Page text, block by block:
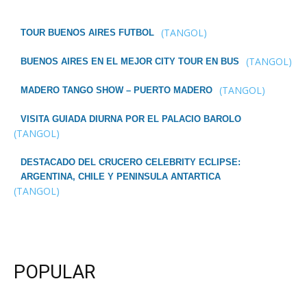
TOUR BUENOS AIRES FUTBOL (TANGOL)
BUENOS AIRES EN EL MEJOR CITY TOUR EN BUS (TANGOL)
MADERO TANGO SHOW – PUERTO MADERO (TANGOL)
VISITA GUIADA DIURNA POR EL PALACIO BAROLO
(TANGOL)
DESTACADO DEL CRUCERO CELEBRITY ECLIPSE:
ARGENTINA, CHILE Y PENINSULA ANTARTICA
(TANGOL)
POPULAR